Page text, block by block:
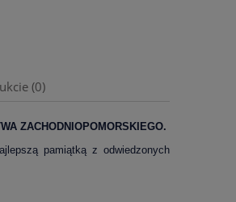
(0)
ZACHODNIOPOMORSKIEGO.
pamiątką z odwiedzonych